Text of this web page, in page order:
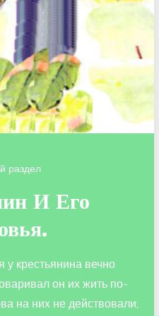
раздел
И Его
крестьянина вечно
он их жить по-
на них не действовали;